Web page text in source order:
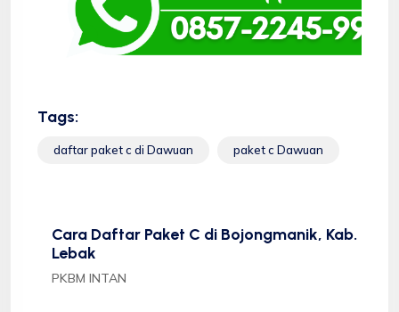
Tags:
daftar paket c di Dawuan paket c Dawuan
Cara Daftar Paket C di Bojongmanik, Kab.
Lebak
PKBM INTAN